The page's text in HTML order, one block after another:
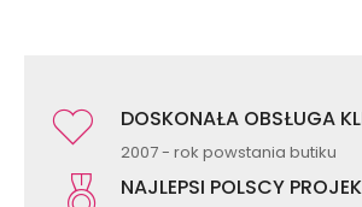
DOSKONAŁA OBSŁUGA
2007 - rok powstania butiku
NAJLEPSI POLSCY